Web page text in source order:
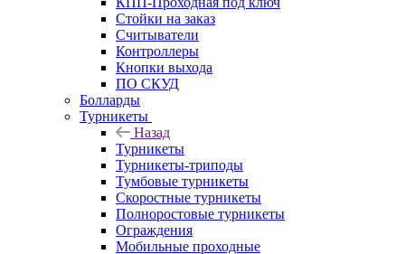
Стойки на заказ
Считыватели
Контроллеры
Кнопки выхода
ПО СКУД
Болларды
Турникеты
Назад
Турникеты
Турникеты-триподы
Тумбовые турникеты
Скоростные турникеты
Полноростовые турникеты
Ограждения
Мобильные проходные